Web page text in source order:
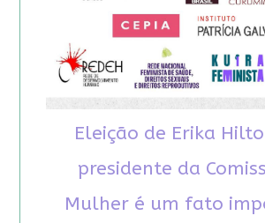
Eleição de Erika
presidente da
Mulher é um fato